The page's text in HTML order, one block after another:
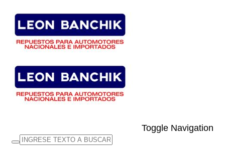
Toggle Navigation